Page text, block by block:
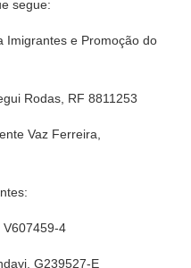
segue:
Imigrantes e Promoção do
Rodas, RF 8811253
Vaz Ferreira,
4
G239527-E